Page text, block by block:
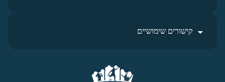
קישורים שימושיים